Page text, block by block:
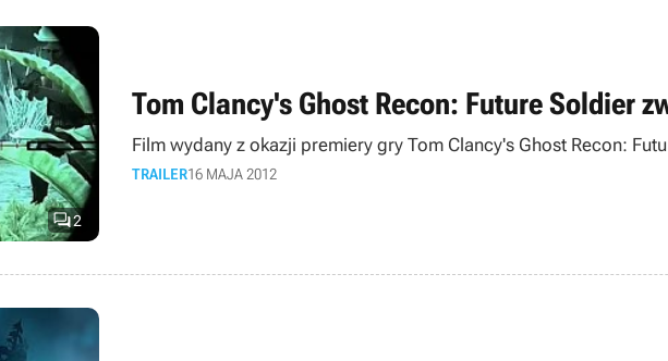
2
Tom Clancy's Ghost Recon: Future Soldier
Film wydany z okazji premiery gry Tom Clancy's Ghost Recon:
TRAILER16 MAJA 2012